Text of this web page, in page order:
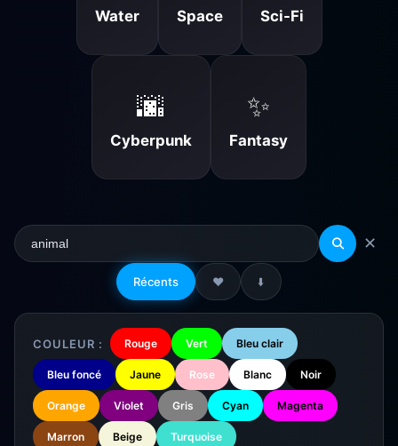
Water Space Sci-Fi
🌆
Cyberpunk
✨
Fantasy
✕
Récents ❤️ ⬇️
COULEUR : Rouge Vert Bleu clair
Bleu foncé Jaune Rose Blanc Noir
Orange Violet Gris Cyan Magenta
Marron Beige Turquoise